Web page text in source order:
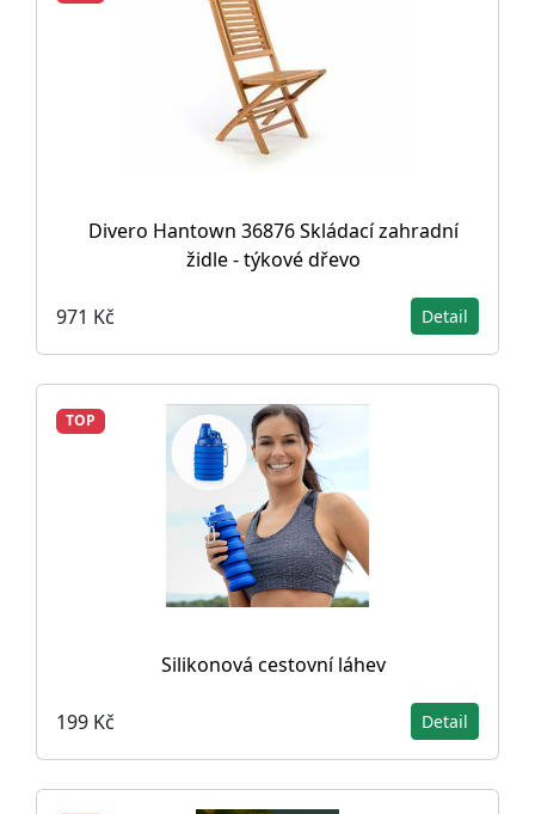
Divero Hantown 36876 Skládací zahradní
židle - týkové dřevo
971 Kč Detail
TOP
Silikonová cestovní láhev
199 Kč Detail